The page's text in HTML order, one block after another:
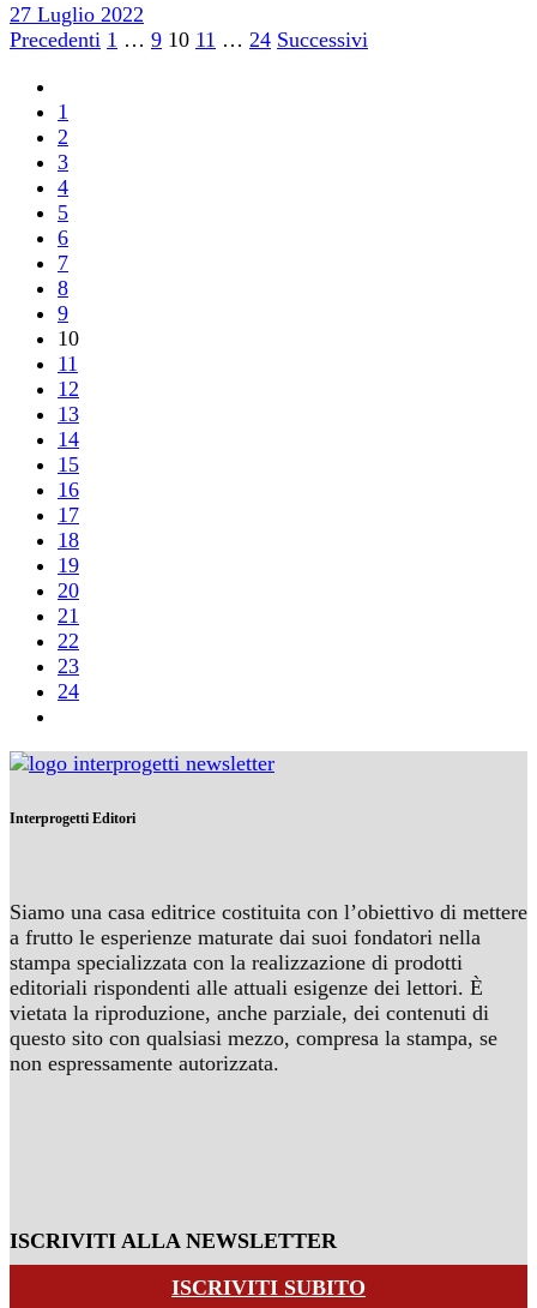
27 Luglio 2022
Paginazione
degli
articoli
Precedenti 1 … 9 10 11 … 24 Successivi
1
2
3
4
5
6
7
8
9
10
11
12
13
14
15
16
17
18
19
20
21
22
23
24
Interprogetti Editori
Siamo una casa editrice costituita con l’obiettivo di mettere
a frutto le esperienze maturate dai suoi fondatori nella
stampa specializzata con la realizzazione di prodotti
editoriali rispondenti alle attuali esigenze dei lettori. È
vietata la riproduzione, anche parziale, dei contenuti di
questo sito con qualsiasi mezzo, compresa la stampa, se
non espressamente autorizzata.
ISCRIVITI ALLA NEWSLETTER
ISCRIVITI SUBITO